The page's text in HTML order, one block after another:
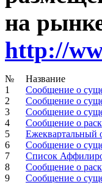
на
http://
№
Название
1
Сообщение о
2
Сообщение о
3
Сообщение о
4
Сообщение о
5
Ежеквартальный
6
Сообщение о
7
Список
8
Сообщение о
9
Сообщение о